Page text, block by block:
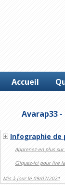
Accueil
Avarap33
Infographie de
Apprenez-en plus
Cliquez-ici pour lire
Mis à jour le 09/07/2021